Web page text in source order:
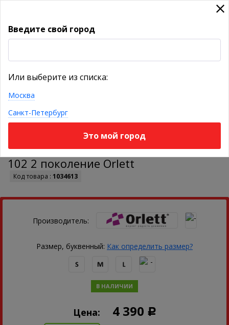
Ортез на лучезапястный сустав SWR-
102 2 поколение Orlett
Код товара : 1034613
Производитель:
Размер, буквенный: Как определить размер?
В НАЛИЧИИ
Цена: 4 390 Р
Введите свой город
Или выберите из списка:
Москва
Санкт-Петербург
Это мой город